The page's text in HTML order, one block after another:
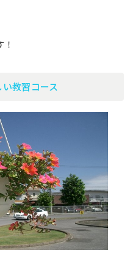
教習コース